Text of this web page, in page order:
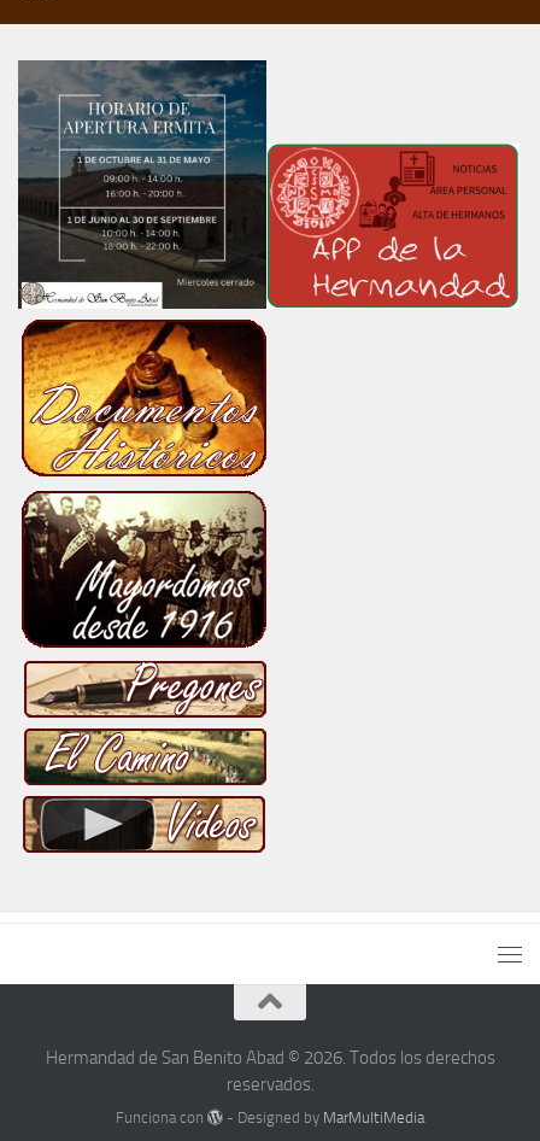
Hermandad de San Benito Abad © 2026. Todos los derechos
reservados.
Funciona con - Designed by MarMultiMedia